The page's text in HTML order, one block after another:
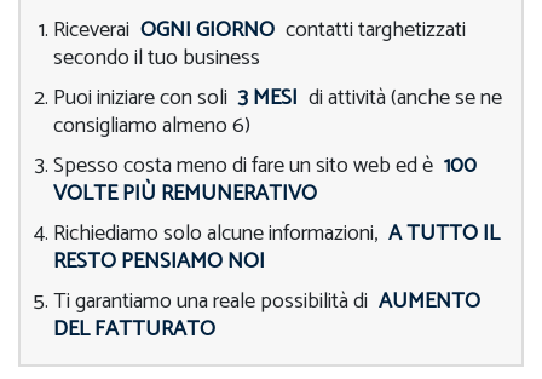
Riceverai OGNI GIORNO contatti targhetizzati
secondo il tuo business
Puoi iniziare con soli 3 MESI di attività (anche se ne
consigliamo almeno 6)
Spesso costa meno di fare un sito web ed è 100
VOLTE PIÙ REMUNERATIVO
Richiediamo solo alcune informazioni, A TUTTO IL
RESTO PENSIAMO NOI
Ti garantiamo una reale possibilità di AUMENTO
DEL FATTURATO